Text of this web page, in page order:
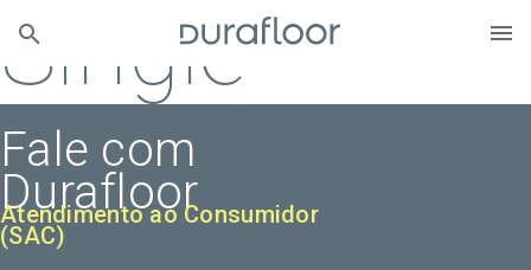
Single
Fale com
Durafloor
Atendimento ao Consumidor
(SAC)